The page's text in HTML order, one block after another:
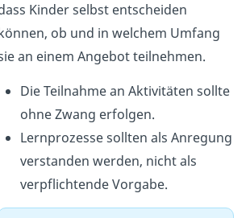
Kinder selbst entscheiden
ob und in welchem Umfang
an einem Angebot teilnehmen.
Die Teilnahme an Aktivitäten sollte
ohne Zwang erfolgen.
Lernprozesse sollten als Anregung
verstanden werden, nicht als
verpflichtende Vorgabe.